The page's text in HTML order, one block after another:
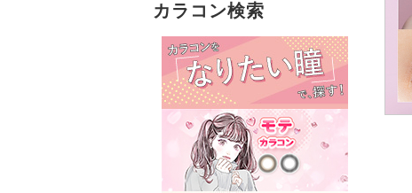
カラコン検索